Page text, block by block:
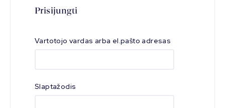
Prisijungti
Vartotojo vardas arba el.pašto adresas
Slaptažodis